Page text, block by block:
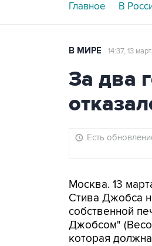
Главное В
В МИРЕ 14:37, 13
За два
Есть
Москва. 13
Стива Джобса
собственной
Джобсом"
которая